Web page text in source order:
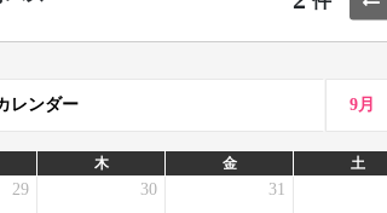
レンダー 9月
木 金 土
29 30 31